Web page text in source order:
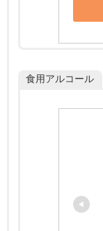
食用アルコール